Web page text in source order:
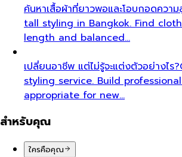
ค้นหาเสื้อผ้าที่ยาวพอและโอบกอดคว
tall styling in Bangkok. Find
length and balanced…
เปลี่ยนอาชีพ แต่ไม่รู้จะแต่งตัวอย่างไร?
styling service. Build
appropriate for new…
สำหรับคุณ
ใครคือคุณ